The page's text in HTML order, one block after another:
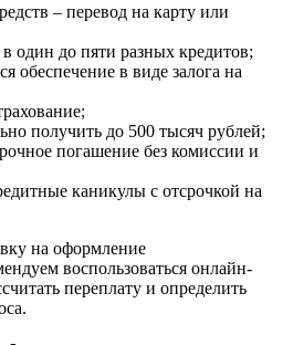
– перевод на карту или
один до пяти разных кредитов;
обеспечение в виде залога на
получить до 500 тысяч рублей;
погашение без комиссии и
каникулы с отсрочкой на
на оформление
воспользоваться онлайн-
переплату и определить